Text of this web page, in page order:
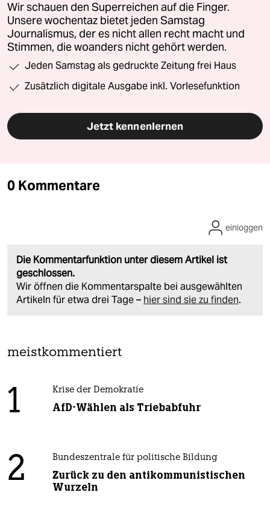
Wir schauen den Superreichen auf die Finger.
Unsere wochentaz bietet jeden Samstag
Journalismus, der es nicht allen recht macht und
Stimmen, die woanders nicht gehört werden.
Jeden Samstag als gedruckte Zeitung frei Haus
Zusätzlich digitale Ausgabe inkl. Vorlesefunktion
Jetzt kennenlernen
0 Kommentare
Die Kommentarfunktion unter diesem Artikel ist
geschlossen.
Wir öffnen die Kommentarspalte bei ausgewählten
Artikeln für etwa drei Tage – hier sind sie zu finden.
einloggen
meistkommentiert
1 Krise der Demokratie
AfD-Wählen als Triebabfuhr
2 Bundeszentrale für politische Bildung
Zurück zu den antikommunistischen
Wurzeln